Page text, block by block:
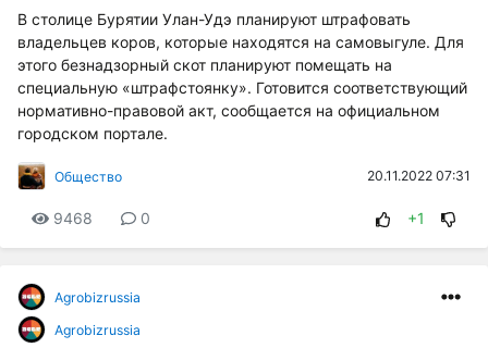
В столице Бурятии Улан-Удэ планируют штрафовать
владельцев коров, которые находятся на самовыгуле. Для
этого безнадзорный скот планируют помещать на
специальную «штрафстоянку». Готовится соответствующий
нормативно-правовой акт, сообщается на официальном
городском портале.
Общество 20.11.2022 07:31
9468 0 +1
Agrobizrussia
Agrobizrussia